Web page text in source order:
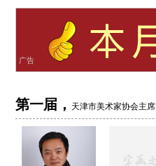
广告
第一届， 天津市美术家协会主